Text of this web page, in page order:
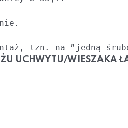
tzn. na ”jedną
UCHWYTU/WIESZAKA